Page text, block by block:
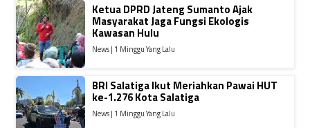
Ketua DPRD Jateng Sumanto Ajak
Masyarakat Jaga Fungsi Ekologis
Kawasan Hulu
News | 1 Minggu Yang Lalu
BRI Salatiga Ikut Meriahkan Pawai HUT
ke-1.276 Kota Salatiga
News | 1 Minggu Yang Lalu